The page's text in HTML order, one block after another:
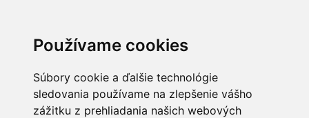
Používame cookies
Súbory cookie a ďalšie technológie
sledovania používame na zlepšenie vášho
zážitku z prehliadania našich webových